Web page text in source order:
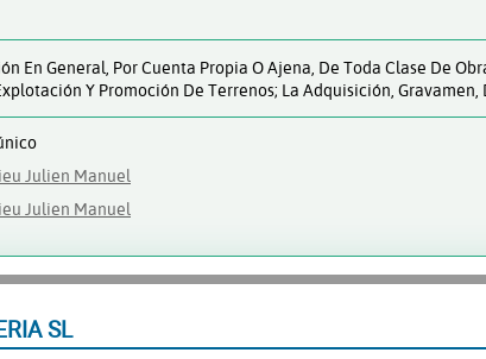
En General, Por Cuenta Propia O Ajena, De Toda Clase De
Y Promoción De Terrenos; La Adquisición,
Julien Manuel
Julien Manuel
SL